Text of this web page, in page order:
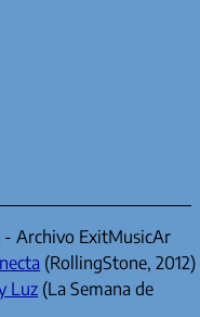
- Archivo ExitMusicAr
(RollingStone, 2012)
Luz (La Semana de